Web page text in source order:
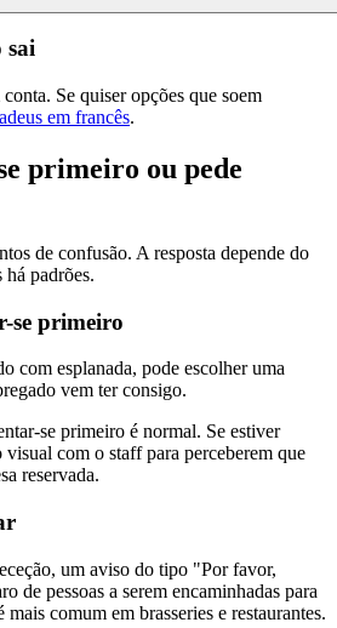
sai
Se quiser opções que soem
em francês.
primeiro ou pede
de confusão. A resposta depende do
padrões.
se primeiro
com esplanada, pode escolher uma
vem ter consigo.
se primeiro é normal. Se estiver
com o staff para perceberem que
reservada.
um aviso do tipo "Por favor,
de pessoas a serem encaminhadas para
mais comum em brasseries e restaurantes.